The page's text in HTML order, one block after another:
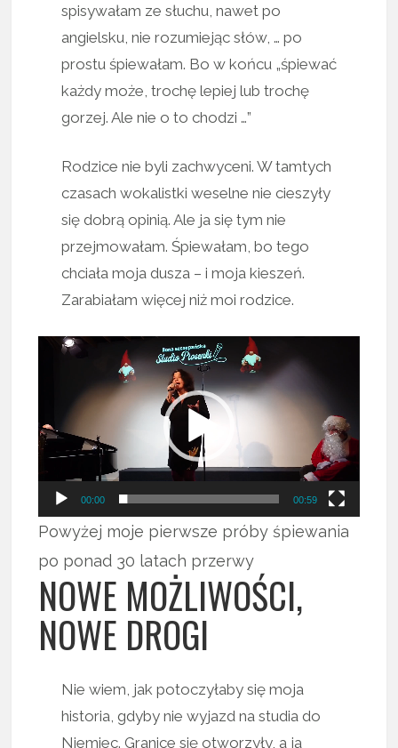
spisywałam ze słuchu, nawet po
angielsku, nie rozumiejąc słów, … po
prostu śpiewałam. Bo w końcu „śpiewać
każdy może, trochę lepiej lub trochę
gorzej. Ale nie o to chodzi …”
Rodzice nie byli zachwyceni. W tamtych
czasach wokalistki weselne nie cieszyły
się dobrą opinią. Ale ja się tym nie
przejmowałam. Śpiewałam, bo tego
chciała moja dusza – i moja kieszeń.
Zarabiałam więcej niż moi rodzice.
Odtwarzacz
00:00 00:59
Powyżej moje pierwsze próby śpiewania
po ponad 30 latach przerwy
NOWE MOŻLIWOŚCI,
NOWE DROGI
Nie wiem, jak potoczyłaby się moja
historia, gdyby nie wyjazd na studia do
Niemiec. Granice się otworzyły, a ja